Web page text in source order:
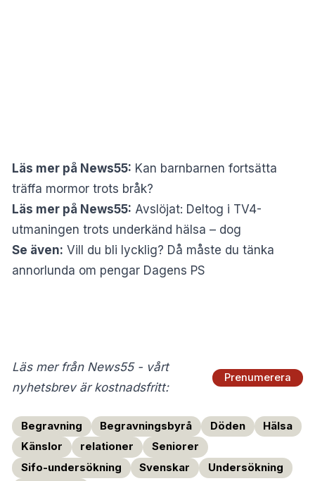
Läs mer på News55: Kan barnbarnen fortsätta
träffa mormor trots bråk?
Läs mer på News55: Avslöjat: Deltog i TV4-
utmaningen trots underkänd hälsa – dog
Se även: Vill du bli lycklig? Då måste du tänka
annorlunda om pengar Dagens PS
Läs mer från News55 - vårt
nyhetsbrev är kostnadsfritt:
Prenumerera
Begravning Begravningsbyrå Döden
Hälsa
Känslor
relationer
Seniorer
Sifo-undersökning
Svenskar
Undersökning